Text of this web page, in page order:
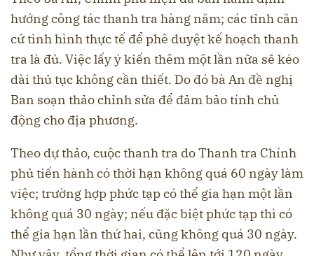
hướng công tác thanh tra hàng năm; các tỉnh căn
cứ tình hình thực tế để phê duyệt kế hoạch thanh
tra là đủ. Việc lấy ý kiến thêm một lần nữa sẽ kéo
dài thủ tục không cần thiết. Do đó bà An đề nghị
Ban soạn thảo chỉnh sửa để đảm bảo tính chủ
động cho địa phương.
Theo dự thảo, cuộc thanh tra do Thanh tra Chính
phủ tiến hành có thời hạn không quá 60 ngày làm
việc; trường hợp phức tạp có thể gia hạn một lần
không quá 30 ngày; nếu đặc biệt phức tạp thì có
thể gia hạn lần thứ hai, cũng không quá 30 ngày.